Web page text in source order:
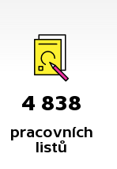
4 838
pracovních
listů